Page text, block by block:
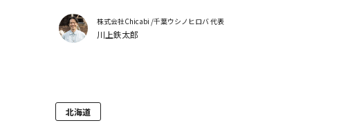
株式会社Chicabi /千葉ウシノヒロバ 代表
川上鉄太郎
北海道